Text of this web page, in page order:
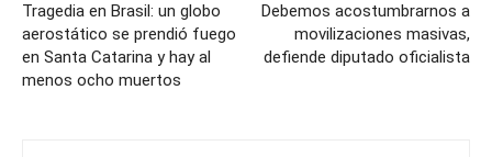
Tragedia en Brasil: un globo
aerostático se prendió fuego
en Santa Catarina y hay al
menos ocho muertos
Debemos acostumbrarnos a
movilizaciones masivas,
defiende diputado oficialista